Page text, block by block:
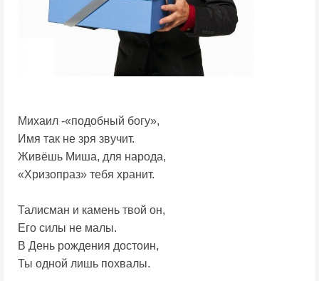
Михаил -«подобный богу»,
Имя так не зря звучит.
Живёшь Миша, для народа,
«Хризопраз» тебя хранит.
Талисман и камень твой он,
Его силы не малы.
В День рождения достоин,
Ты одной лишь похвалы.